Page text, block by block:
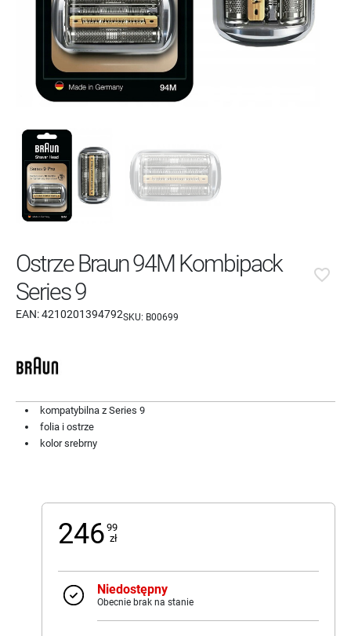
Ostrze Braun 94M Kombipack
Series 9
EAN:4210201394792SKU: B00699
favorite_border
kompatybilna z Series 9
folia i ostrze
kolor srebrny
246 99
zł
Niedostępny
Obecnie brak na stanie